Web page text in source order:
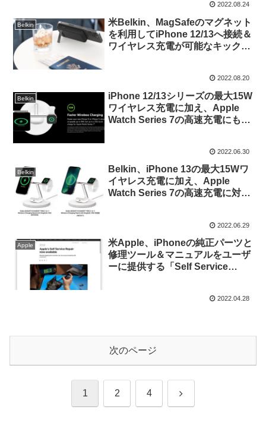
2022.08.24
Belkin
米Belkin、MagSafeのマグネット
を利用してiPhone 12/13へ接続＆
ワイヤレス充電が可能なキックス
2022.08.20
Belkin
iPhone 12/13シリーズの最大15W
ワイヤレス充電に加え、Apple
Watch Series 7の高速充電にも対
MagSafe 3-in-1 Wireless
Charger 15W 改良版」が発売開
始。
2022.06.30
Belkin
Belkin、iPhone 13の最大15Wワ
イヤレス充電に加え、Apple
Watch Series 7の高速充電に対応
MagSafe 15W 改良版」を発表。
2022.06.29
Apple
米Apple、iPhoneの純正パーツと
修理ツール＆マニュアルをユーザ
ーに提供する「Self Service
2022.04.28
次のページ
1 2 4 次